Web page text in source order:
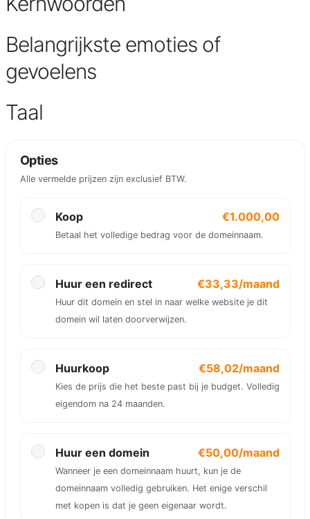
Belangrijkste emoties of
gevoelens
Taal
Opties
Alle vermelde prijzen zijn exclusief BTW.
Koop €1.000,00
Betaal het volledige bedrag voor de domeinnaam.
Huur een redirect €33,33/maand
Huur dit domein en stel in naar welke website je dit
domein wil laten doorverwijzen.
Huurkoop €58,02/maand
Kies de prijs die het beste past bij je budget. Volledig
eigendom na 24 maanden.
Huur een domein €50,00/maand
Wanneer je een domeinnaam huurt, kun je de
domeinnaam volledig gebruiken. Het enige verschil
met kopen is dat je geen eigenaar wordt.